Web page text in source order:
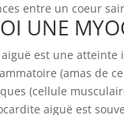
entre un coeur
UNE
est une
(amas de
(cellule
aiguë est